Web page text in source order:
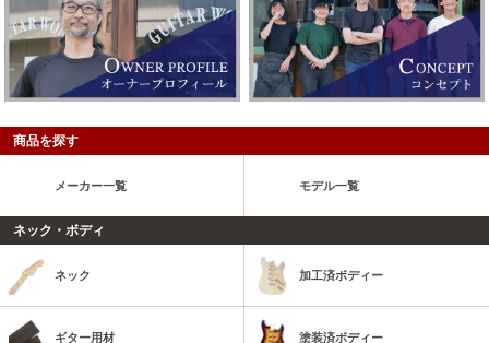
商品を探す
メーカー一覧 モデル一覧
ネック・ボディ
ネック 加工済ボディー
ギター用材 塗装済ボディー